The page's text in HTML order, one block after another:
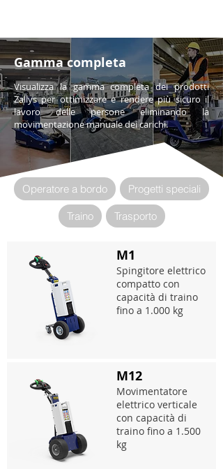
Gamma completa
Visualizza la gamma completa dei prodotti
Zallys per ottimizzare e rendere più sicuro il
lavoro delle persone eliminando la
movimentazione manuale dei carichi.
Operatore a bordo Progetti speciali
Traino Trasporto
M1
Spingitore elettrico
compatto con
capacità di traino
fino a 1.000 kg
M12
Movimentatore
elettrico verticale
con capacità di
traino fino a 1.500
kg